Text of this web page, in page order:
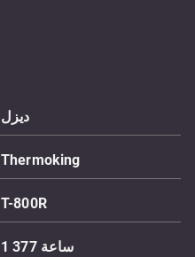
ديزل
Thermoking
T-800R
1 377 ساعة